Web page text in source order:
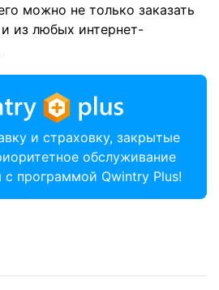
можно не только заказать
из любых интернет-
и страховку, закрытые
обслуживание
с программой Qwintry Plus!